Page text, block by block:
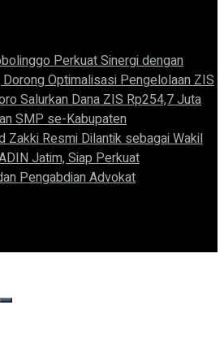
Perkuat Sinergi dengan
Optimalisasi Pengelolaan ZIS
Salurkan Dana ZIS Rp254,7 Juta
SMP se-Kabupaten
Zakki Resmi Dilantik sebagai Wakil
Jatim, Siap Perkuat
Pengabdian Advokat